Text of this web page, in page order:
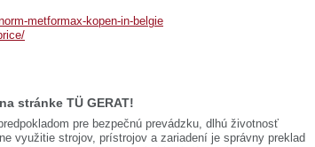
metformax-kopen-in-belgie
stránke TÜ GERAT!
pre bezpečnú prevádzku, dlhú životnosť
využitie strojov, prístrojov a zariadení je správny preklad